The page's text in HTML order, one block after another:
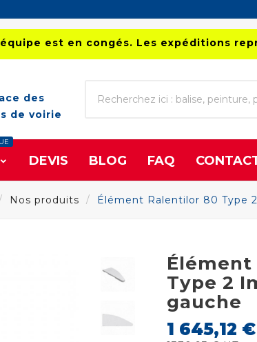
est en congés. Les expéditions
des
de voirie
DEVIS BLOG FAQ
Nos produits Élément Ralentilor 80 Type
Type 2
gauche
1 645,12 €